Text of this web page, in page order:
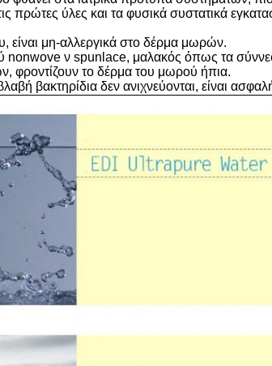
πρώτες ύλες και τα φυσικά συστατικά
είναι μη-αλλεργικά στο δέρμα μωρών.
nonwove ν spunlace, μαλακός όπως τα
φροντίζουν το δέρμα του μωρού ήπια.
βακτηρίδια δεν ανιχνεύονται, είναι